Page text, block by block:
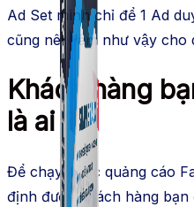
Ad Set mình chỉ để 1 Ad
cũng nên làm như vậy cho
Khách hàng
là ai ?
Để chạy được quảng cáo
định được khách hàng bạn